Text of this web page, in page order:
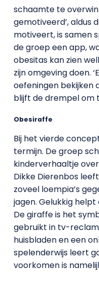
schaamte te
gemotiveerd’, aldus
motiveert, is samen
de groep een app,
obesitas kan zien
zijn omgeving doen.
oefeningen bekijken
blijft de drempel om
Obesiraffe
Bij het vierde
termijn. De groep
kinderverhaaltje
Dikke Dierenbos
zoveel loempia’s
jagen. Gelukkig
De giraffe is het
gebruikt in tv-
huisbladen en een
spelenderwijs leert
voorkomen is